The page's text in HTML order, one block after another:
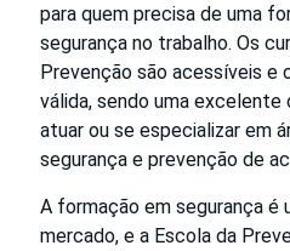
para quem precisa de uma
segurança no trabalho. Os
Prevenção são acessíveis
válida, sendo uma excelente
atuar ou se especializar em
segurança e prevenção de
A formação em segurança é
mercado, e a Escola da